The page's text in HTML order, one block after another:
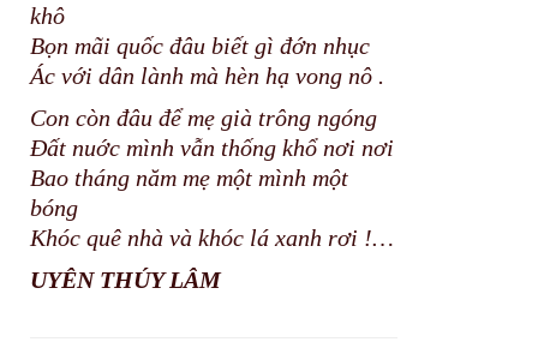
khô
Bọn mãi quốc đâu biết gì đớn nhục
Ác với dân lành mà hèn hạ vong nô .
Con còn đâu để mẹ già trông ngóng
Đất nuớc mình vẫn thống khổ nơi nơi
Bao tháng năm mẹ một mình một
bóng
Khóc quê nhà và khóc lá xanh rơi !…
UYÊN THÚY LÂM